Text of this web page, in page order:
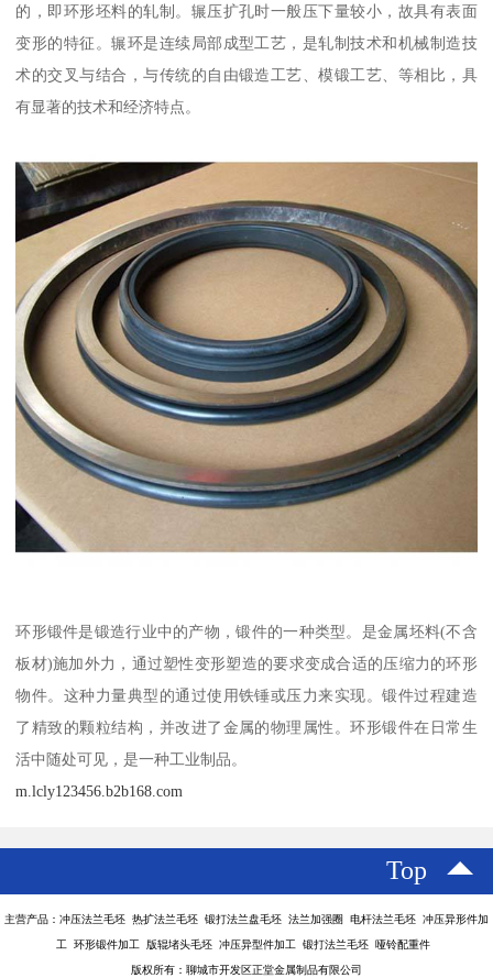
的，即环形坯料的轧制。辗压扩孔时一般压下量较小，故具有表面
变形的特征。辗环是连续局部成型工艺，是轧制技术和机械制造技
术的交叉与结合，与传统的自由锻造工艺、模锻工艺、等相比，具
有显著的技术和经济特点。
环形锻件是锻造行业中的产物，锻件的一种类型。是金属坯料(不含
板材)施加外力，通过塑性变形塑造的要求变成合适的压缩力的环形
物件。这种力量典型的通过使用铁锤或压力来实现。锻件过程建造
了精致的颗粒结构，并改进了金属的物理属性。环形锻件在日常生
活中随处可见，是一种工业制品。
m.lcly123456.b2b168.com
Top
主营产品：冲压法兰毛坯 热扩法兰毛坯 锻打法兰盘毛坯 法兰加强圈 电杆法兰毛坯 冲压异形件加
工 环形锻件加工 版辊堵头毛坯 冲压异型件加工 锻打法兰毛坯 哑铃配重件
版权所有：聊城市开发区正堂金属制品有限公司